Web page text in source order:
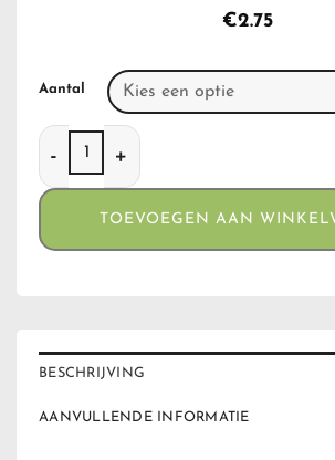
€2.75
Aantal
Gripzakjes 55 x 65 (0,09) aantal
TOEVOEGEN AAN
BESCHRIJVING
AANVULLENDE INFORMATIE